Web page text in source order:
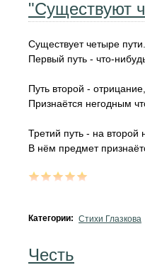
"Существуют
Существует четыре пути.
Первый путь - что-
Путь второй -
Признаётся негодным
Третий путь - на второй
В нём предмет
Категории: Стихи Глазкова
Честь